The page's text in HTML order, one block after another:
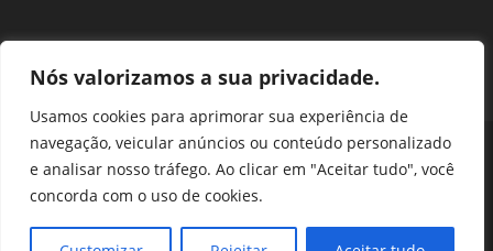
Nós valorizamos a sua privacidade.
Usamos cookies para aprimorar sua experiência de
navegação, veicular anúncios ou conteúdo personalizado
e analisar nosso tráfego. Ao clicar em "Aceitar tudo", você
concorda com o uso de cookies.
Perguntas Frequentes
Ouvidoria
Transparência e prestação de contas
Assessoria de Imprensa